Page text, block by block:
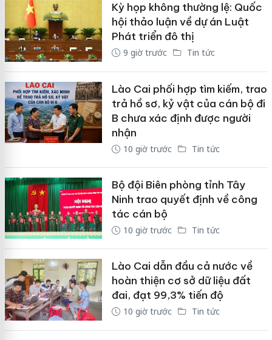
Kỳ họp không thường lệ: Quốc
hội thảo luận về dự án Luật
Phát triển đô thị
9 giờ trước Tin tức
Lào Cai phối hợp tìm kiếm, trao
trả hồ sơ, kỷ vật của cán bộ đi
B chưa xác định được người
nhận
10 giờ trước Tin tức
Bộ đội Biên phòng tỉnh Tây
Ninh trao quyết định về công
tác cán bộ
10 giờ trước Tin tức
Lào Cai dẫn đầu cả nước về
hoàn thiện cơ sở dữ liệu đất
đai, đạt 99,3% tiến độ
10 giờ trước Tin tức